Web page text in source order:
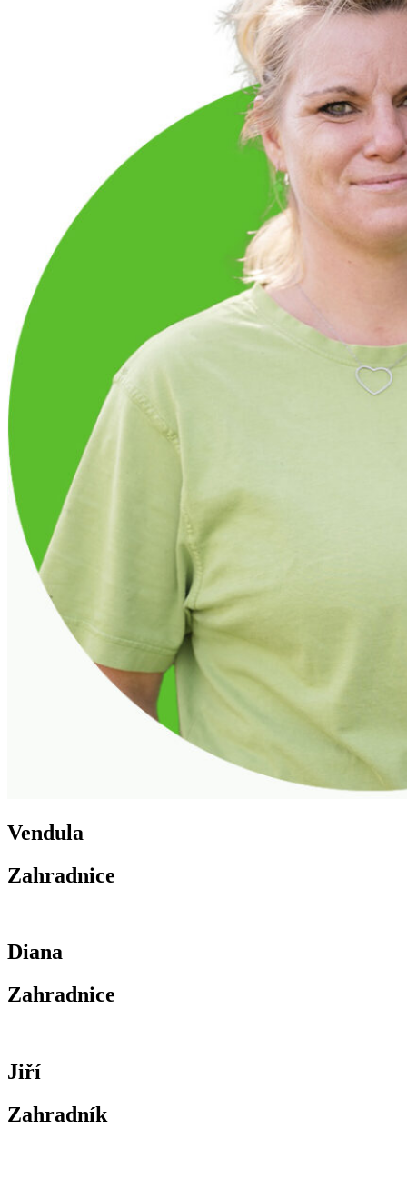
Vendula
Zahradnice
Diana
Zahradnice
Jiří
Zahradník